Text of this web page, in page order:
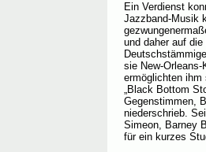
Ein Verdienst
Jazzband-Musik
und daher auf
sie New-
ermöglichten ihm
„Black Bottom
Gegenstimmen,
niederschrieb.
Simeon, Barney
für ein kurzes